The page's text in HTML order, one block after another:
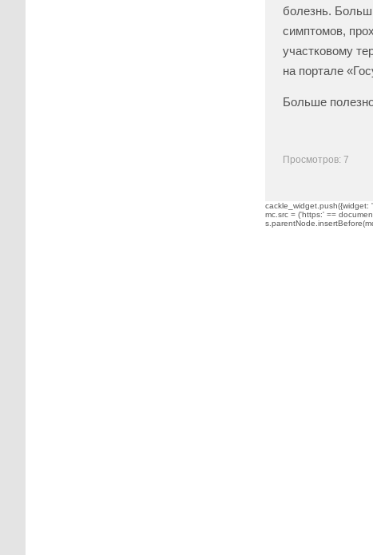
болезнь.
симптомов,
участковому
на портале
Больше
Просмотров: 7
cackle_widget.push({widget:
mc.src = ('https:' ==